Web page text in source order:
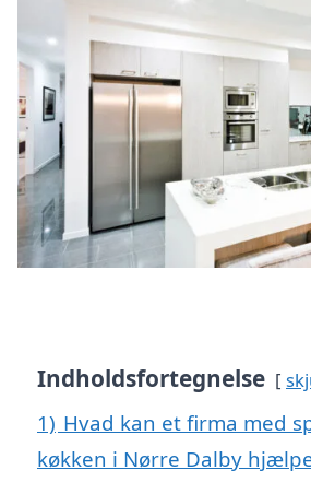
Indholdsfortegnelse
1) Hvad kan et firma med
køkken i Nørre Dalby